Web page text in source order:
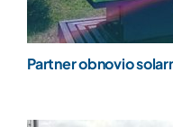
Partner obnovio